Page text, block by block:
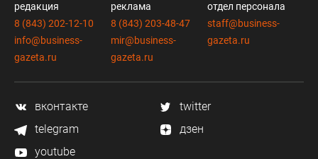
редакция
8 (843) 202-12-10
info@business-
gazeta.ru
реклама
8 (843) 203-48-47
mir@business-
gazeta.ru
отдел персонала
staff@business-
gazeta.ru
вконтакте
twitter
telegram
дзен
youtube